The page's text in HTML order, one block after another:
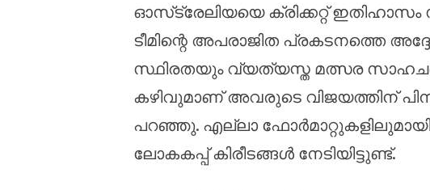
ഓസ്‌ട്രേലിയയെ ക്രിക്കറ്റ് ഇതിഹാസം
ടീമിന്റെ അപരാജിത പ്രകടനത്തെ
സ്ഥിരതയും വ്യത്യസ്ത മത്സര
കഴിവുമാണ് അവരുടെ വിജയത്തിന്
പറഞ്ഞു. എല്ലാ
ലോകകപ്പ് കിരീടങ്ങൾ നേടിയിട്ടുണ്ട്.